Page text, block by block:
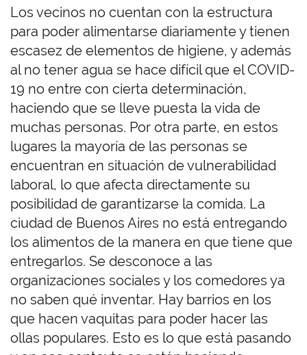
Los vecinos no cuentan con la estructura
para poder alimentarse diariamente y tienen
escasez de elementos de higiene, y además
al no tener agua se hace difícil que el COVID-
19 no entre con cierta determinación,
haciendo que se lleve puesta la vida de
muchas personas. Por otra parte, en estos
lugares la mayoría de las personas se
encuentran en situación de vulnerabilidad
laboral, lo que afecta directamente su
posibilidad de garantizarse la comida. La
ciudad de Buenos Aires no está entregando
los alimentos de la manera en que tiene que
entregarlos. Se desconoce a las
organizaciones sociales y los comedores ya
no saben qué inventar. Hay barrios en los
que hacen vaquitas para poder hacer las
ollas populares. Esto es lo que está pasando